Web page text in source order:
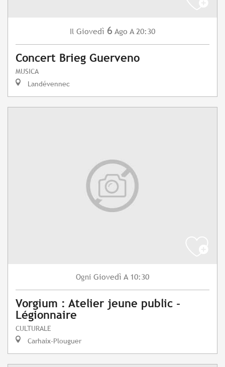
Il Giovedì 6 Ago A 20:30
Concert Brieg Guerveno
MUSICA
Landévennec
Ogni Giovedì A 10:30
Vorgium : Atelier jeune public -
Légionnaire
CULTURALE
Carhaix-Plouguer